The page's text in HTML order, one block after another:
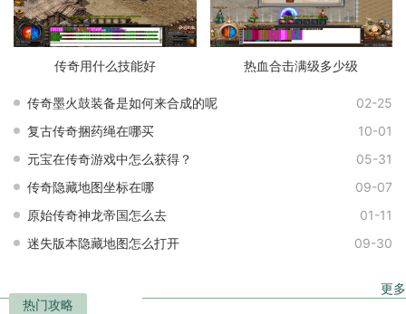
传奇用什么技能好 热血合击满级多少级
传奇墨火鼓装备是如何来合成的呢
02-25
复古传奇捆药绳在哪买
10-01
元宝在传奇游戏中怎么获得？
05-31
传奇隐藏地图坐标在哪
09-07
原始传奇神龙帝国怎么去
01-11
迷失版本隐藏地图怎么打开
09-30
热门攻略
更多